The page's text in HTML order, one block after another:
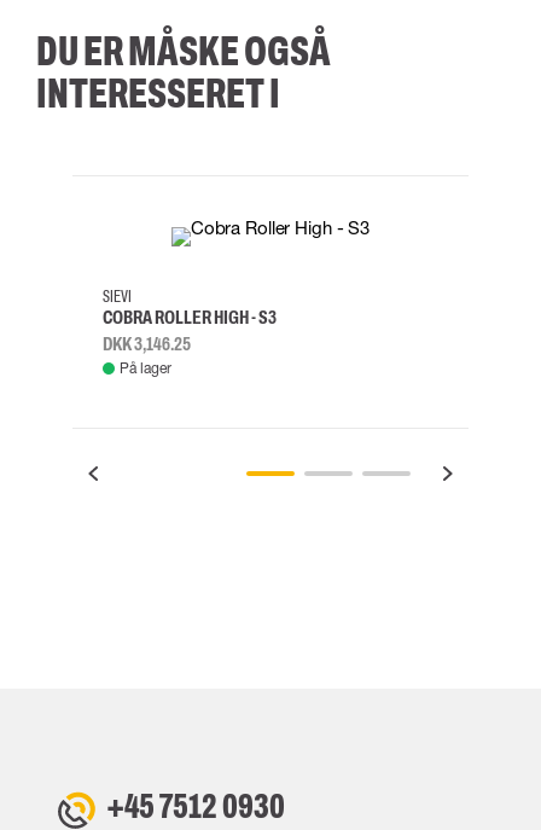
DU ER MÅSKE OGSÅ
INTERESSERET I
38
SIEVI
COBRA ROLLER HIGH - S3
DKK 3,146.25
På lager
+45 7512 0930